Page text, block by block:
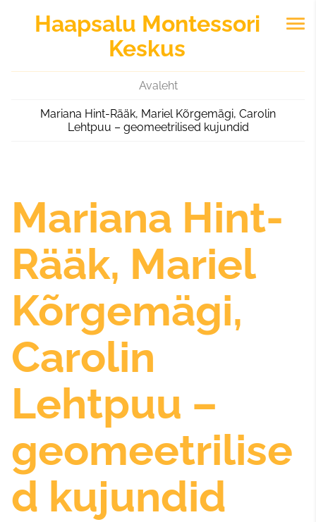
Haapsalu Montessori
Keskus
Avaleht
Mariana Hint-Rääk, Mariel Kõrgemägi, Carolin
Lehtpuu – geomeetrilised kujundid
Mariana Hint-
Rääk, Mariel
Kõrgemägi,
Carolin
Lehtpuu –
geomeetrilise
d kujundid